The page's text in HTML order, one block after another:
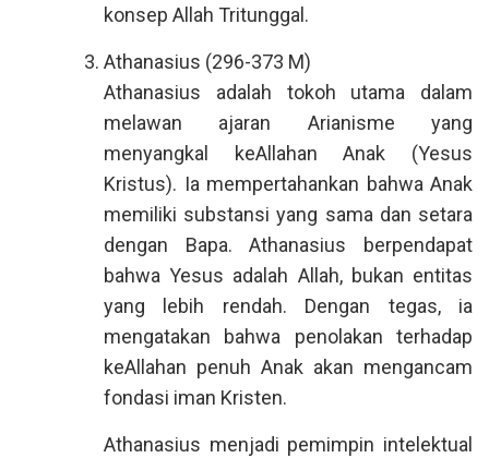
konsep Allah Tritunggal.
Athanasius (296-373 M)
Athanasius adalah tokoh utama dalam
melawan ajaran Arianisme yang
menyangkal keAllahan Anak (Yesus
Kristus). Ia mempertahankan bahwa Anak
memiliki substansi yang sama dan setara
dengan Bapa. Athanasius berpendapat
bahwa Yesus adalah Allah, bukan entitas
yang lebih rendah. Dengan tegas, ia
mengatakan bahwa penolakan terhadap
keAllahan penuh Anak akan mengancam
fondasi iman Kristen.
Athanasius menjadi pemimpin intelektual